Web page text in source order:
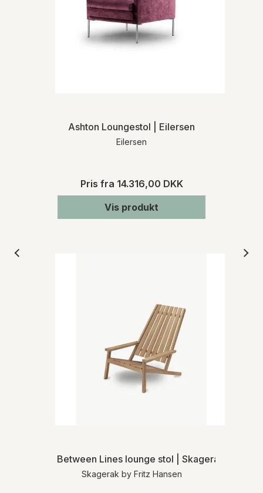
Ashton Loungestol | Eilersen
Eilersen
Pris fra 14.316,00 DKK
Vis produkt
Between Lines lounge stol | Skagerak
Skagerak by Fritz Hansen